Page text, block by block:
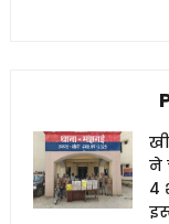
ने
4